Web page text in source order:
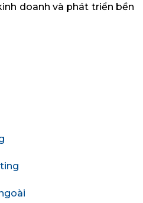
doanh và phát triển bền